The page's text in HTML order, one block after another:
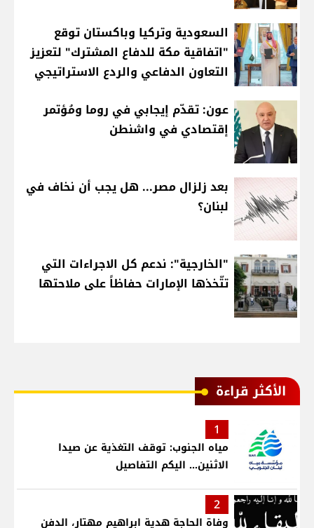
السعودية وتركيا وباكستان توقع
"اتفاقية مكة للدفاع المشترك" لتعزيز
التعاون الدفاعي والردع الاستراتيجي
عون: تقدّم إيجابي في روما ومُؤتمر
إقتصادي في واشنطن
بعد زلزال مصر... هل يجب أن نخاف في
لبنان؟
"الخارجية": ندعم كل الاجراءات التي
تتّخذها الإمارات حفاظاً على ملاحتها
الأكثر قراءة
1
مياه الجنوب: توقف التغذية عن صيدا
الاثنين... اليكم التفاصيل
2
وفاة الحاجة هدية ابراهيم مهتار، الدفن